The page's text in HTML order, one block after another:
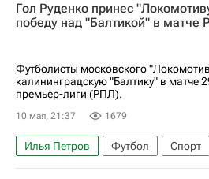
Александр Руденко
Локомотив
РПЛ 2026-2027 (Чемпионат России
Гол Руденко принес
победу над "Балтикой" в матче
Футболисты московского
калининградскую "Балтику" в матче
премьер-лиги (РПЛ).
10 мая, 21:37 1679
Илья Петров Футбол Спорт
Россия
Российский